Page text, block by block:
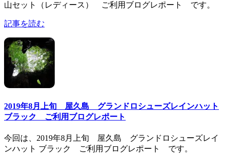
山セット（レディース） ご利用ブログレポート です。
記事を読む
2019年8月上旬 屋久島 グランドロシューズレインハット
ブラック ご利用ブログレポート
今回は、2019年8月上旬 屋久島 グランドロシューズレイ
ンハット ブラック ご利用ブログレポート です。